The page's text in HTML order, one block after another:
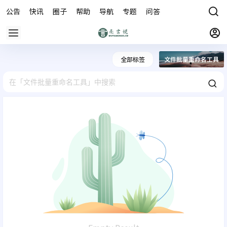
公告 快讯 圈子 帮助 导航 专题 问答
全部标签 文件批量重命名工具